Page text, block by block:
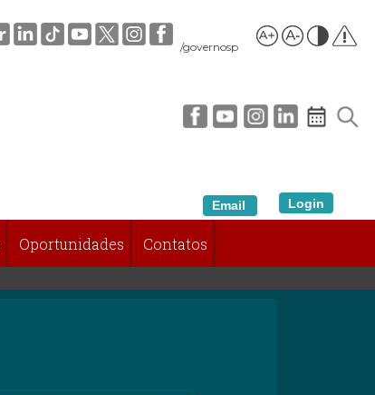
/governosp
Email
Oportunidades Contatos
Login